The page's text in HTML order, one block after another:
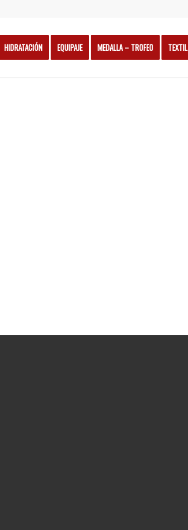
HIDRATACIÓN EQUIPAJE MEDALLA – TROFEO TEXTIL